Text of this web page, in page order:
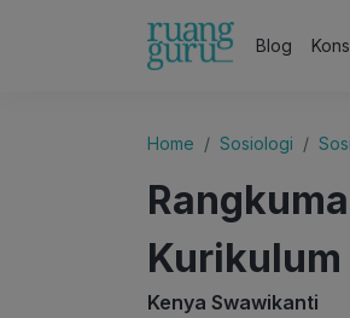
Blog
Home Sosiologi
Kenya Swawikanti